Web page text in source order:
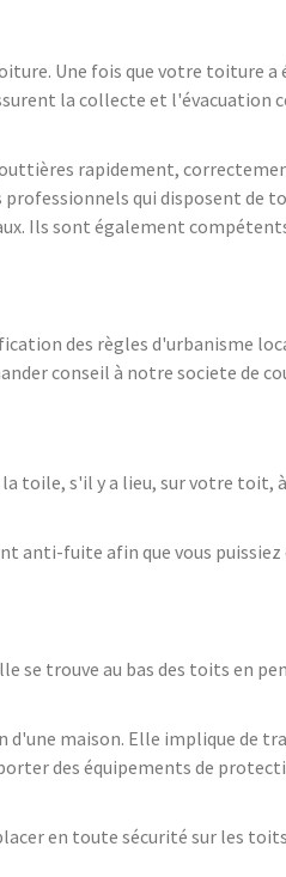
Une fois que votre toiture a
la collecte et l'évacuation
rapidement,
qui disposent de
Ils sont également
des règles d'urbanisme
conseil à notre societe de
toile, s'il y a lieu, sur votre
fuite afin que vous puissiez
se trouve au bas des toits en
maison. Elle implique de
des équipements de
en toute sécurité sur les